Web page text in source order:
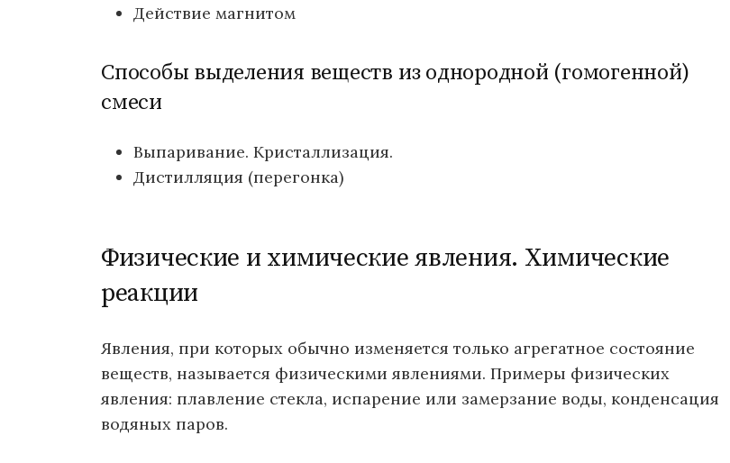
Действие магнитом
Способы выделения веществ из однородной (гомогенной)
смеси
Выпаривание. Кристаллизация.
Дистилляция (перегонка)
Физические и химические явления. Химические
реакции
Явления, при которых обычно изменяется только агрегатное состояние
веществ, называется физическими явлениями. Примеры физических
явления: плавление стекла, испарение или замерзание воды, конденсация
водяных паров.